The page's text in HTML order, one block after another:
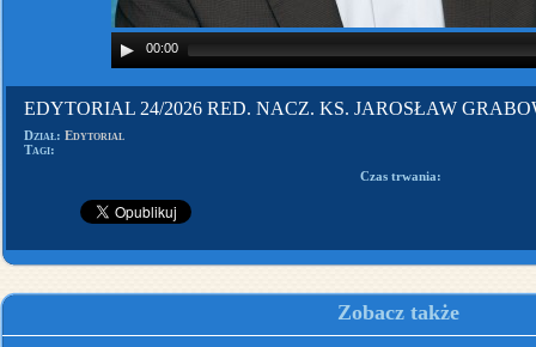
00:00
EDYTORIAL 24/2026 RED. NACZ. KS. JAROSŁAW
Dział: Edytorial
Tagi:
Czas trwania:
Zobacz także